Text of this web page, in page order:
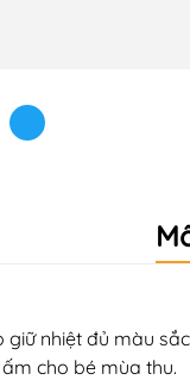
nhiệt đủ màu
cho bé mùa thu.